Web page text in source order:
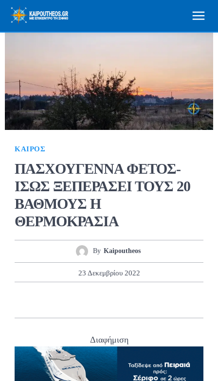
ΚΑΙΡΌΣ
ΠΑΣΧΟΥΓΕΝΝΑ ΦΕΤΟΣ-
ΙΣΩΣ ΞΕΠΕΡΑΣΕΙ ΤΟΥΣ 20
ΒΑΘΜΟΥΣ Η
ΘΕΡΜΟΚΡΑΣΙΑ
By Kaipoutheos
23 Δεκεμβρίου 2022
Διαφήμιση